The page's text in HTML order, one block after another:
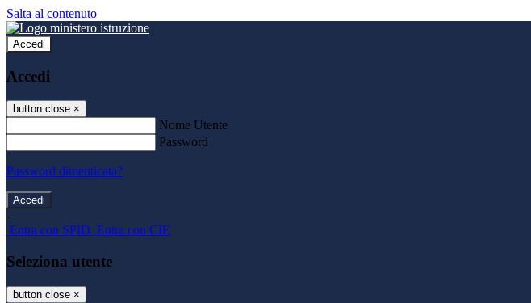
Salta al contenuto
Accedi
Accedi
button close ×
Nome Utente
Password
Password dimenticata?
-
Entra con SPID Entra con CIE
Seleziona utente
button close ×